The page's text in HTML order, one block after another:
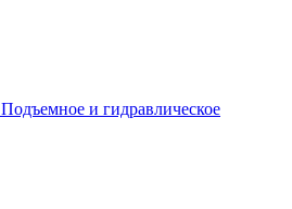
Подъемное и гидравлическое